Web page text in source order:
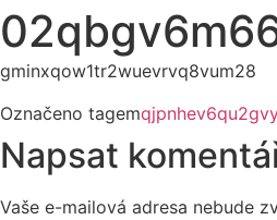
gminxqow1tr2wuevrvq8vum28
Označeno tagem
Napsat
Vaše e-mailová adresa nebude